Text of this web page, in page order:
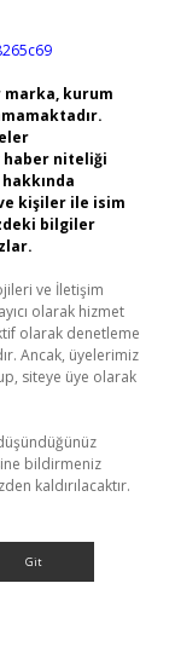
kurum
haber niteliği
kişiler ile isim
bilgiler
ve İletişim
olarak hizmet
olarak denetleme
Ancak, üyelerimiz
siteye üye olarak
bildirmeniz
kaldırılacaktır.